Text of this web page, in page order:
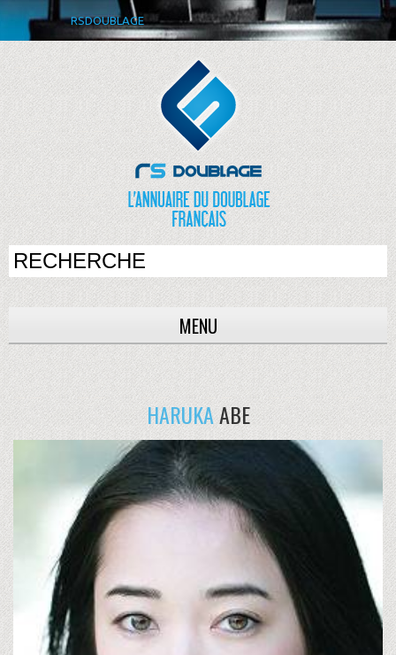
RSDOUBLAGE
MENU
HARUKAABE